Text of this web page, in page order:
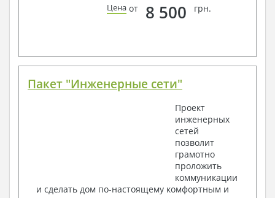
Элементы кровли – схемы расположения
3. Инженерный раздел (приобретается по желанию
за дополнительную плату):
Условные обозначения с общими данными
Поэтажная система водоснабжения и
Аксонометрическая схема водоснабжения и
Узлы и спецификация материалов
Отопление, вентиляция
Цена от 8 500 грн.
Пакет "Инженерные сети"
Проект
инженерных
сетей
позволит
грамотно
проложить
коммуникации
и сделать дом по-настоящему комфортным и